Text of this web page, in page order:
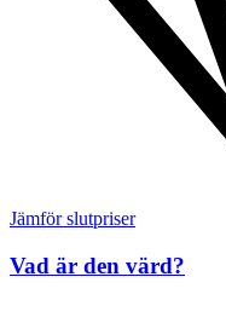
Jämför slutpriser
Vad är den värd?